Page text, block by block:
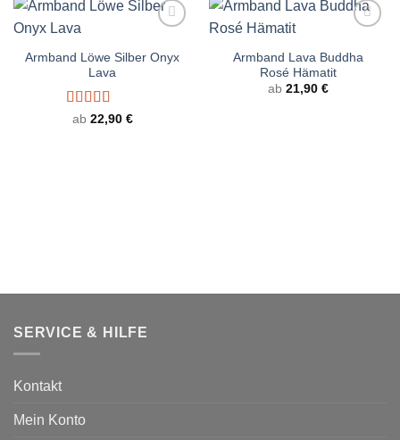
Armband Löwe Silber Onyx
Lava
Bewertet
ab 22,90 €
Armband Lava Buddha
Rosé Hämatit
ab 21,90 €
SERVICE & HILFE
Kontakt
Mein Konto